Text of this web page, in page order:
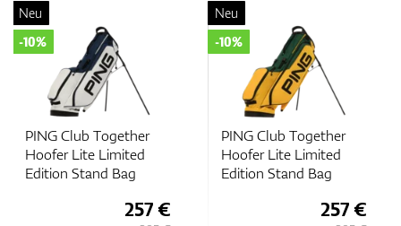
PING Club Together
Hoofer Lite Limited
Edition Stand Bag
Neu
-10%
257 €
PING Club Together
Hoofer Lite Limited
Edition Stand Bag
Neu
-10%
257 €